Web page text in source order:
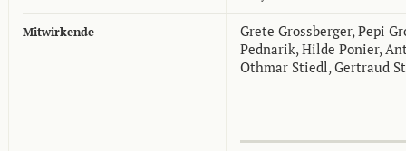
Mitwirkende
Grete Grossberger, Pepi
Pednarik, Hilde Ponier,
Othmar Stiedl, Gertraud